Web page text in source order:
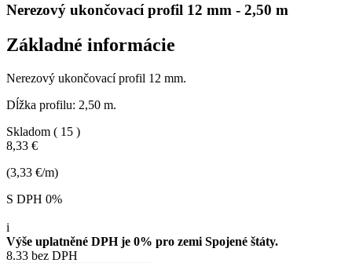
Nerezový ukončovací profil 12 mm - 2,50 m
Základné informácie
Nerezový ukončovací profil 12 mm.
Dĺžka profilu: 2,50 m.
Skladom ( 15 )
8,33 €
(3,33 €/m)
S DPH 0%
i
Výše uplatněné DPH je 0% pro zemi Spojené štáty.
8.33 bez DPH